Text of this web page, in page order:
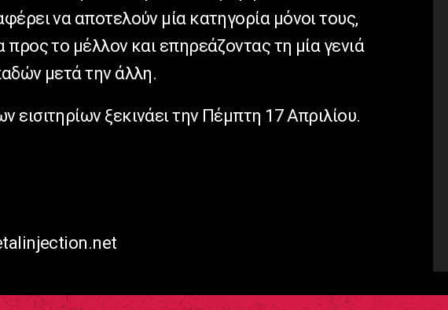
να αποτελούν μία κατηγορία μόνοι τους,
προς το μέλλον και επηρεάζοντας τη μία γενιά
μετά την άλλη.
ξεκινάει την Πέμπτη 17 Απριλίου.